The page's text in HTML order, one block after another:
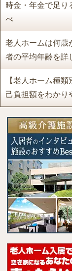
時金・年金で足り
べ
老人ホームは何歳
者の平均年齢を詳
【老人ホーム種
己負担額をわかり